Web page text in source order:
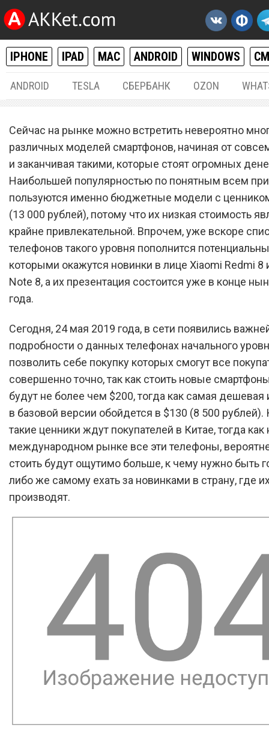
IPHONE IPAD MAC ANDROID WINDOWS
ANDROID TESLA СБЕРБАНК OZON
Xiaomi Redmi 8 и Redmi
свели с ума миллионы
покупателей
Сейчас на рынке можно встретить невероятно
различных моделей смартфонов, начиная от
и заканчивая такими, которые стоят огромных
Наибольшей популярностью по понятным всем
пользуются именно бюджетные модели с
(13 000 рублей), потому что их низкая стоимость
крайне привлекательной. Впрочем, уже вскоре
телефонов такого уровня пополнится
которыми окажутся новинки в лице Xiaomi Redmi 8
Note 8, а их презентация состоится уже в конце
года.
Сегодня, 24 мая 2019 года, в сети появились
подробности о данных телефонах начального
позволить себе покупку которых смогут все
совершенно точно, так как стоить новые
будут не более чем $200, тогда как самая дешевая
в базовой версии обойдется в $130 (8 500 рублей).
такие ценники ждут покупателей в Китае, тогда как
международном рынке все эти телефоны,
стоить будут ощутимо больше, к чему нужно быть
либо же самому ехать за новинками в страну, где
производят.